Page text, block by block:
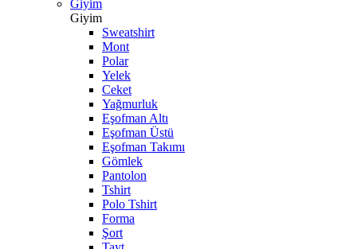
Giyim
Giyim
Sweatshirt
Mont
Polar
Yelek
Ceket
Yağmurluk
Eşofman Altı
Eşofman Üstü
Eşofman Takımı
Gömlek
Pantolon
Tshirt
Polo Tshirt
Forma
Şort